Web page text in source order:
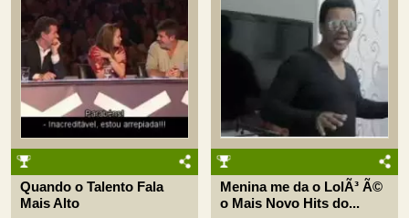
Quando o Talento Fala
Mais Alto
Menina me da o LolÃ³ Ã©
o Mais Novo Hits do...